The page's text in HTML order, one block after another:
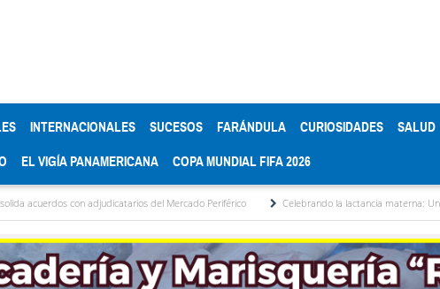
INTERNACIONALES SUCESOS FARÁNDULA CURIOSIDADES SALUD
EL VIGÍA PANAMERICANA COPA MUNDIAL FIFA 2026
adjudicatarios del Mercado Periférico Celebrando la lactancia materna: Un acto de amor y